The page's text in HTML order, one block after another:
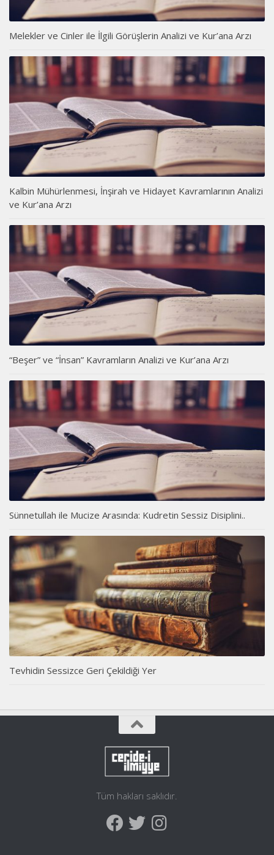
Melekler ve Cinler ile İlgili Görüşlerin Analizi ve Kur’ana Arzı
Kalbin Mühürlenmesi, İnşirah ve Hidayet Kavramlarının Analizi
ve Kur’ana Arzı
“Beşer” ve “İnsan” Kavramların Analizi ve Kur’ana Arzı
Sünnetullah ile Mucize Arasında: Kudretin Sessiz Disiplini..
Tevhidin Sessizce Geri Çekildiği Yer
Tüm hakları saklıdır.